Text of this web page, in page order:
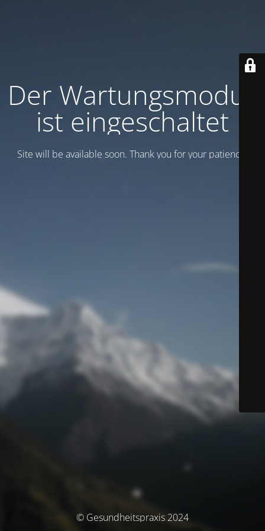
Der Wartungsmodus
ist eingeschaltet
Site will be available soon. Thank you for your patience!
© Gesundheitspraxis 2024